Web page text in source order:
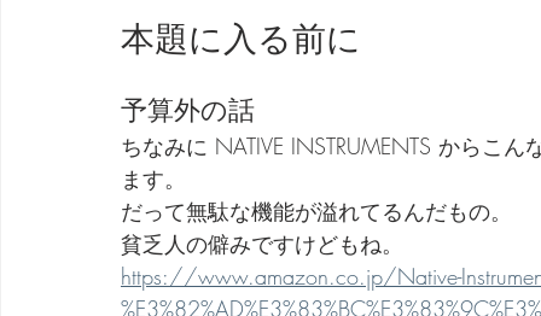
本題に入る前に
予算外の話
ちなみに NATIVE INSTRUMENTS からこ
ます。
だって無駄な機能が溢れてるんだもの。
貧乏人の僻みですけどもね。
https://www.amazon.co.jp/Native-